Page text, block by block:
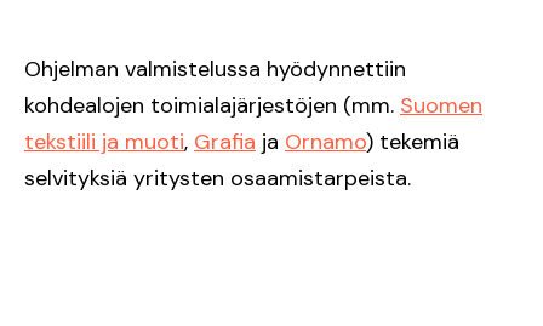
Ohjelman valmistelussa hyödynnettiin
kohdealojen toimialajärjestöjen (mm. Suomen
tekstiili ja muoti, Grafia ja Ornamo) tekemiä
selvityksiä yritysten osaamistarpeista.